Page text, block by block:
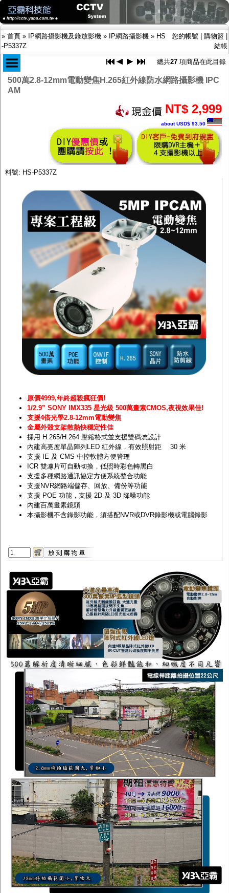
» 首頁 » IP網路攝影機及錄放影機 » IP網路攝影機 » HS
-P5337Z
您的帳號 購物籃
結帳
商品目錄
網路錄放影機NVR
AHD DVR數位錄放影機
AHD半球型(適用屋內)
AHD中小型紅外線攝影機(適用騎樓、室內外)
AHD防護罩型攝影機(適用屋外，紅外線照射
距離遠）
旋轉型攝影機.旋轉台
傳統高解析攝影機
投光設備
防護罩及支架
多路攝影機單軸傳輸
監聽器.麥克風
網路設備
雙絞線傳輸器
雜訊改善器
分配放大器
網路線用水晶頭
網路線
懶人線.同軸線.花線
線頭.插座.延長線.HDMI線
集線盒.防水盒.配線盒
變壓器.避雷器
轉接頭
電腦工業機殼
客訂商品
總共27 項商品在此目錄
500萬2.8-12mm電動變焦H.265紅外線防水網路攝影機 IPC
AM
NT$ 2,999
about USD$ 93.50
料號: HS-P5337Z
原價4999,年終超殺瘋狂價!
1/2.9” SONY IMX335 星光級 500萬畫素CMOS,夜視效果佳!
支援4倍光學2.8-12mm電動變焦
金屬外殼支架散熱快穩定性佳
採用 H.265/H.264 壓縮格式並支援雙碼流設計
內建高亮度單晶陣列LED 紅外線，有效照射距離 30 米
支援 IE 及 CMS 中控軟體方便管理
ICR 雙濾片可自動切換，低照時彩色轉黑白
支援多種網路通訊協定方便系統整合功能
支援NVR網路端儲存、回放、備份等功能
支援 POE 功能，支援 2D 及 3D 降噪功能
內建百萬畫素鏡頭
本攝影機不含錄影功能，須搭配NVR或DVR錄影機或電腦錄影